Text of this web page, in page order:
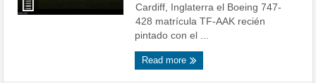
Cardiff, Inglaterra el Boeing 747-
428 matrícula TF-AAK recién
pintado con el ...
Read more